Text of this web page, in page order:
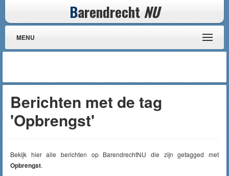
Barendrecht NU
MENU
Berichten met de tag
'Opbrengst'
Bekijk hier alle berichten op BarendrechtNU die zijn getagged met
Opbrengst.